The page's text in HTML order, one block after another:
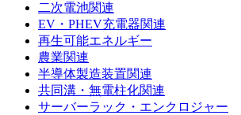
二次電池関連
EV・PHEV充電器関連
再生可能エネルギー
農業関連
半導体製造装置関連
共同溝・無電柱化関連
サーバーラック・エンクロジャー